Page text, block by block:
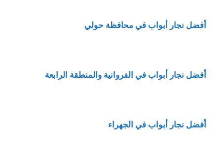
أفضل نجار أبواب في محافظة حولي
أفضل نجار أبواب في الفروانية والمنطقة الرابعة
أفضل نجار أبواب في الجهراء